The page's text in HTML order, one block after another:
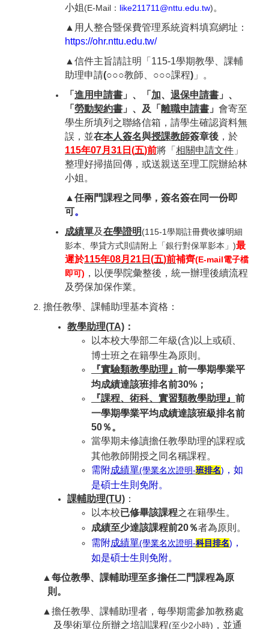
小姐(E-Mail ： like211711@nttu.edu.tw)。
▲ 用人整合暨保費管理系統資料填寫網址：
https://ohr.nttu.edu.tw/
▲ 信件主旨請註明「 115-1學期教學、課輔
助理申請(○○○教師、 ○○○課程) 」。
「 進用申請書 」、「 加、 退保申請書 」、
「 勞動契約書 」、及「 離職申請書 」 會寄至
學生所填列之聯絡信箱，請學生確認資料無
誤，並在本人簽名與授課教師簽章後 ， 於
115年07月31 日 (五)前將「 相關申請文件 」
整理好掃描回傳，或送親送至理工院辦給林
小姐 。
▲任兩門課程之同學，簽名簽在同一份即
可。
成績單及在學證明(115-1學期註冊費收據明細
影本、學貸方式則請附上「銀行對保單影本」)最
遲於115年08月 21 日 (五)前補齊(E-mail電子檔
即可) ，以便學院彙整後，統一辦理後續流程
及勞保加保作業。
擔任教學
課輔助理基本資格：
教學助理(TA) ：
以本校大學部二年級(含)以上或碩、
博士班之在籍學生為原則。
『實驗類教學助理』 前一學期學業平
均成績達該班排名前30% ；
『課程、術科、實習類教學助理』 前
一學期學業平均成績達該班級排名前
50％。
當學期未修讀擔任教學助理的課程或
其他教師開授之同名稱課程。
需附成績單(學業名次證明-班排名) ，如
是碩士生則免附。
課輔助理(TU) ：
以本校已修畢該課程之在籍學生。
成績至少達該課程前20％者為原則 。
需附成績單(學業名次證明-科目排名) ，
如是碩士生則免附。
▲ 每位教學、 課輔助理至多擔任二門課程為原
則。
▲擔任教學、課輔助理者，每學期需參加教務處
及學術單位所辦之培訓課程(至少2小時) ，並通